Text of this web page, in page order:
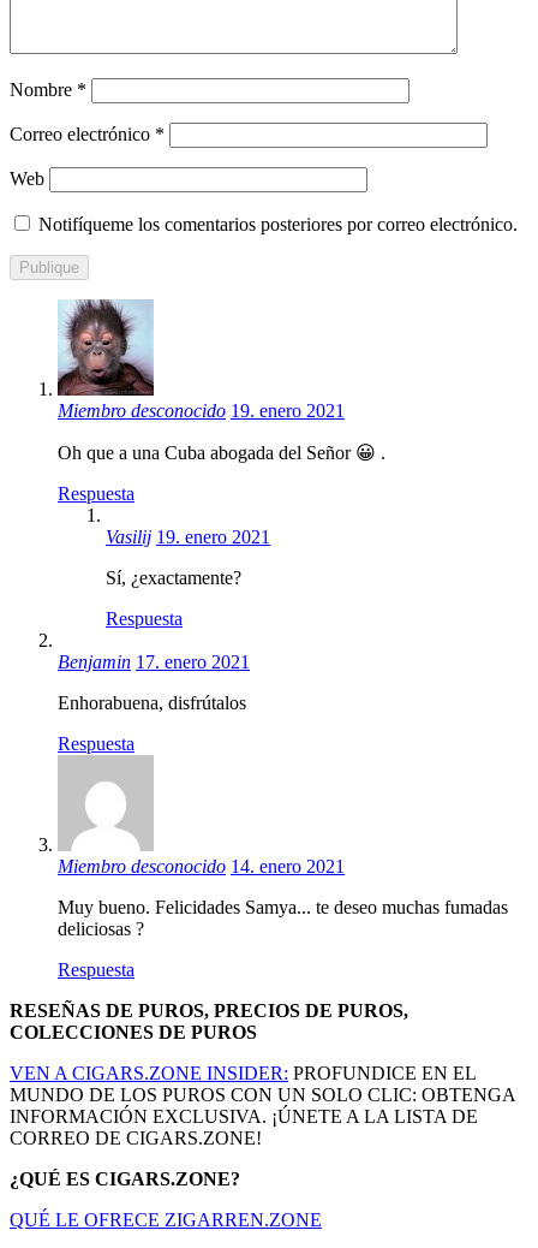
Nombre *
Correo electrónico *
Web
Notifíqueme los comentarios posteriores por correo electrónico.
Miembro desconocido 19. enero 2021
Oh que a una Cuba abogada del Señor 😀 .
Respuesta
Vasilij 19. enero 2021
Sí, ¿exactamente?
Respuesta
Benjamin 17. enero 2021
Enhorabuena, disfrútalos
Respuesta
Miembro desconocido 14. enero 2021
Muy bueno. Felicidades Samya... te deseo muchas fumadas
deliciosas ?
Respuesta
RESEÑAS DE PUROS, PRECIOS DE PUROS,
COLECCIONES DE PUROS
VEN A CIGARS.ZONE INSIDER: PROFUNDICE EN EL
MUNDO DE LOS PUROS CON UN SOLO CLIC: OBTENGA
INFORMACIÓN EXCLUSIVA. ¡ÚNETE A LA LISTA DE
CORREO DE CIGARS.ZONE!
¿QUÉ ES CIGARS.ZONE?
QUÉ LE OFRECE ZIGARREN.ZONE